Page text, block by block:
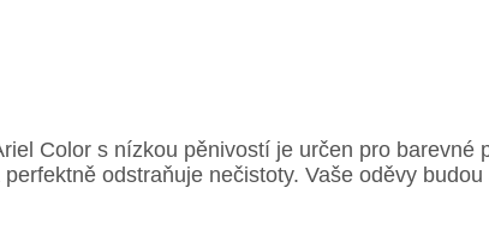
Color s nízkou pěnivostí je určen pro barevné
odstraňuje nečistoty. Vaše oděvy